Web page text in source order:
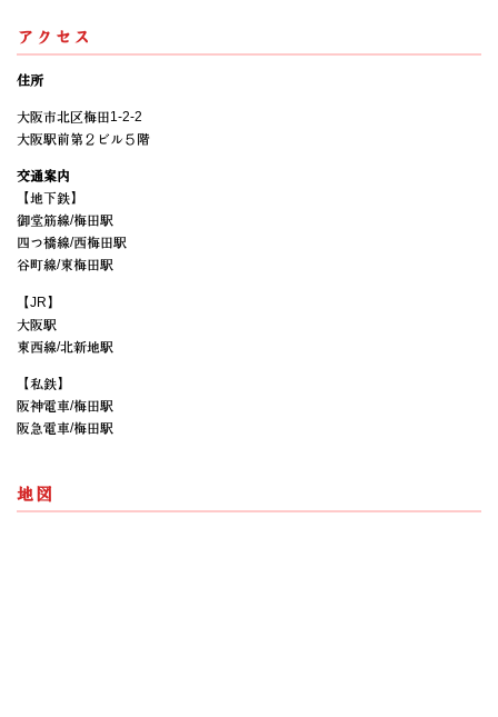
アクセス
住所
大阪市北区梅田1-2-2
大阪駅前第２ビル５階
交通案内
【地下鉄】
御堂筋線/梅田駅
四つ橋線/西梅田駅
谷町線/東梅田駅
【JR】
大阪駅
東西線/北新地駅
【私鉄】
阪神電車/梅田駅
阪急電車/梅田駅
地図